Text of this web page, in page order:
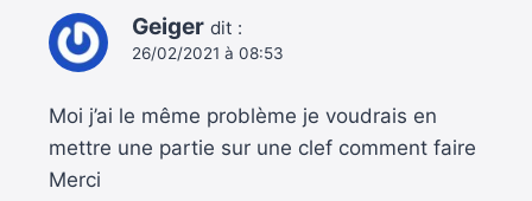
Geiger dit :
26/02/2021 à 08:53
Moi j’ai le même problème je voudrais en
mettre une partie sur une clef comment faire
Merci